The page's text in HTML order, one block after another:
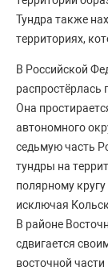
Тундра также
территориях,
В Российской
распростёрлась
Она
автономного
седьмую часть
тундры на
полярному
исключая
В районе
сдвигается
восточной